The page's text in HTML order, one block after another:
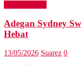
Adegan Sydney
Hebat
13/05/2026 Suarez 0